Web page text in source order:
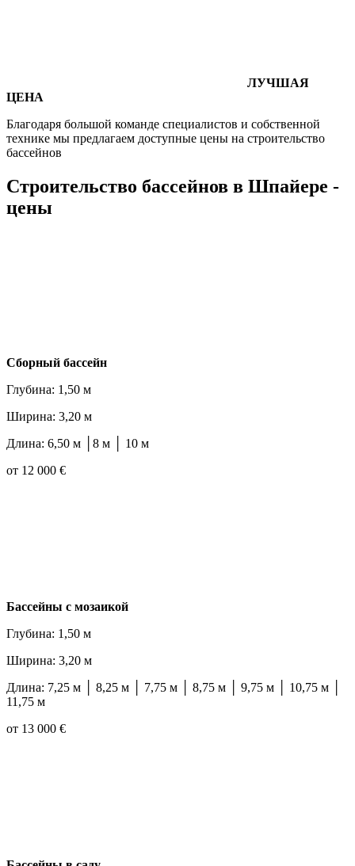
ЛУЧШАЯ
ЦЕНА
Благодаря большой команде специалистов и собственной
технике мы предлагаем доступные цены на строительство
бассейнов
Строительство бассейнов в Шпайере -
цены
Cборный бассейн
Глубина: 1,50 м
Ширина: 3,20 м
Длина: 6,50 м │8 м │ 10 м
от 12 000 €
Бассейны с мозаикой
Глубина: 1,50 м
Ширина: 3,20 м
Длина: 7,25 м │ 8,25 м │ 7,75 м │ 8,75 м │ 9,75 м │ 10,75 м │
11,75 м
от 13 000 €